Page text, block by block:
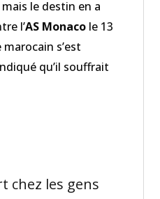
le destin en a
l’AS Monaco le 13
marocain s’est
qu’il souffrait
chez les gens